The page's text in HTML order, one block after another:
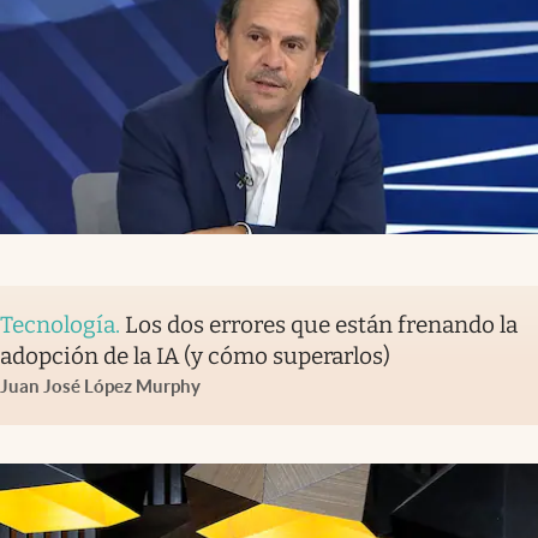
Tecnología. Los dos errores que están frenando la
adopción de la IA (y cómo superarlos)
Juan José López Murphy